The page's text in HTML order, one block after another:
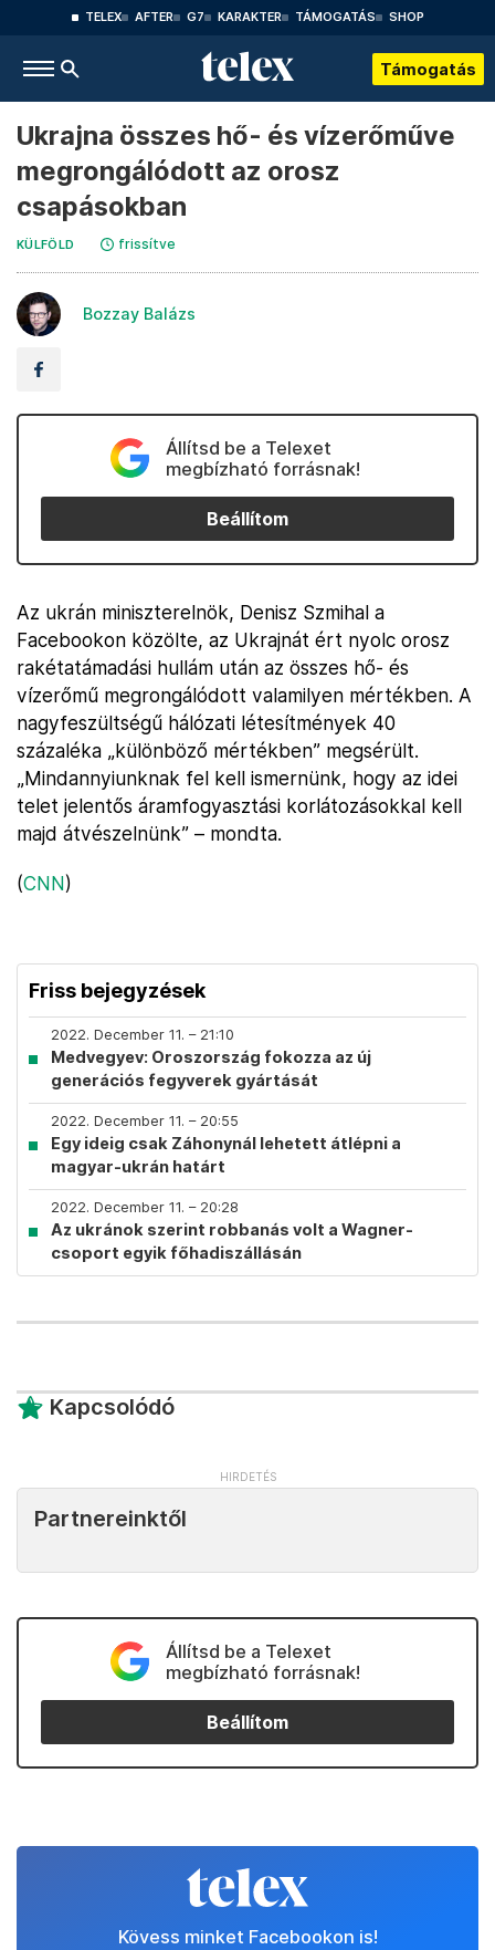
TELEX AFTER G7 KARAKTER TÁMOGATÁS SHOP
Támogatás
Ukrajna összes hő- és vízerőműve
megrongálódott az orosz
csapásokban
KÜLFÖLD frissítve
Bozzay Balázs
Állítsd be a Telexet
megbízható forrásnak!
Beállítom
Az ukrán miniszterelnök, Denisz Szmihal a
Facebookon közölte, az Ukrajnát ért nyolc orosz
rakétatámadási hullám után az összes hő- és
vízerőmű megrongálódott valamilyen mértékben. A
nagyfeszültségű hálózati létesítmények 40
százaléka „különböző mértékben” megsérült.
„Mindannyiunknak fel kell ismernünk, hogy az idei
telet jelentős áramfogyasztási korlátozásokkal kell
majd átvészelnünk” – mondta.
(CNN)
Friss bejegyzések
2022. December 11. – 21:10
Medvegyev: Oroszország fokozza az új
generációs fegyverek gyártását
2022. December 11. – 20:55
Egy ideig csak Záhonynál lehetett átlépni a
magyar-ukrán határt
2022. December 11. – 20:28
Az ukránok szerint robbanás volt a Wagner-
csoport egyik főhadiszállásán
Kapcsolódó
Partnereinktől
Állítsd be a Telexet
megbízható forrásnak!
Beállítom
Kövess minket Facebookon is!